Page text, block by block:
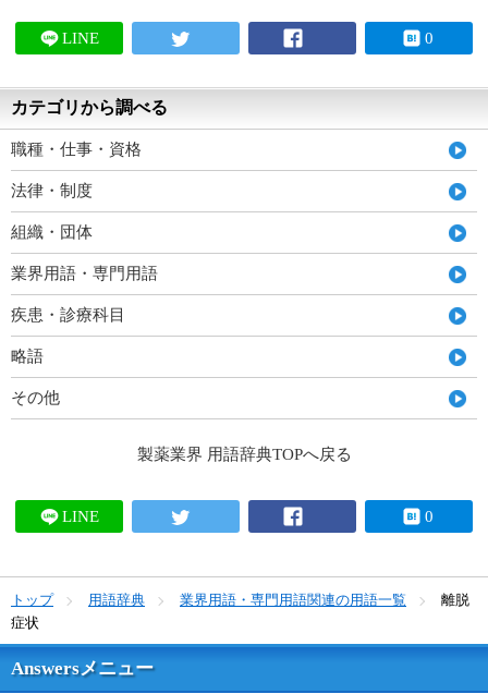
LINE 0
カテゴリから調べる
職種・仕事・資格
法律・制度
組織・団体
業界用語・専門用語
疾患・診療科目
略語
その他
製薬業界 用語辞典TOPへ戻る
LINE 0
トップ 用語辞典 業界用語・専門用語関連の用語一覧
離脱
症状
Answersメニュー